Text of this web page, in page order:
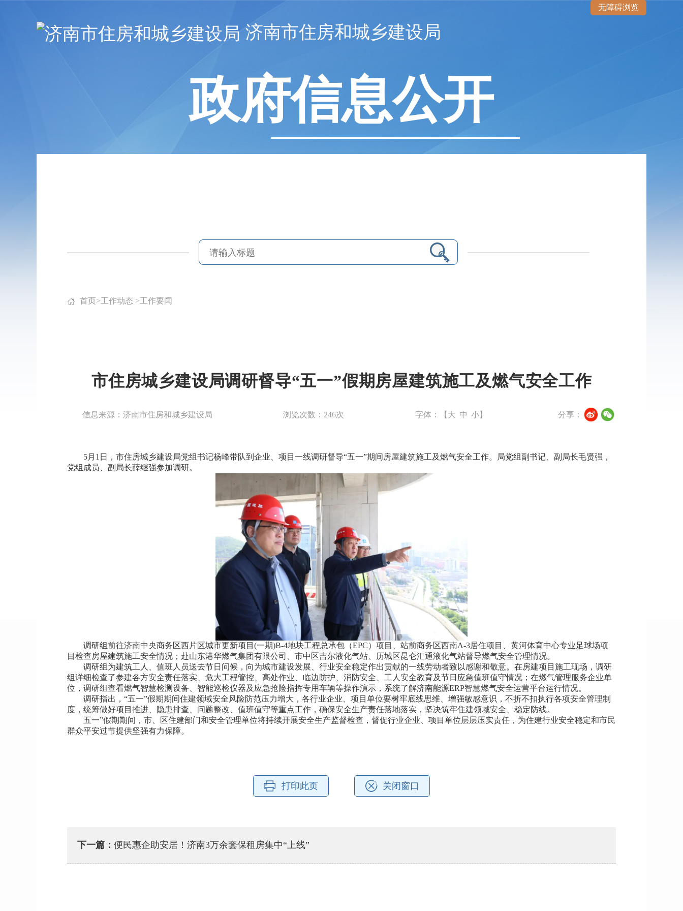
无障碍浏览
济南市住房和城乡建设局
政府信息公开
首页 >工作动态 >工作要闻
市住房城乡建设局调研督导“五一”假期房屋建筑施工及燃气安全工作
信息来源：济南市住房和城乡建设局 浏览次数：246次 字体：【 大 中 小】 分享：
5月1日，市住房城乡建设局党组书记杨峰带队到企业、项目一线调研督导“五一”期间房屋建筑施工及燃气安全工作。局党组副书记、副局长毛贤强，
党组成员、副局长薛继强参加调研。
调研组前往济南中央商务区西片区城市更新项目(一期)B-4地块工程总承包（EPC）项目、站前商务区西南A-3居住项目、黄河体育中心专业足球场项
目检查房屋建筑施工安全情况；赴山东港华燃气集团有限公司、市中区吉尔液化气站、历城区昆仑汇通液化气站督导燃气安全管理情况。
调研组为建筑工人、值班人员送去节日问候，向为城市建设发展、行业安全稳定作出贡献的一线劳动者致以感谢和敬意。在房建项目施工现场，调研
组详细检查了参建各方安全责任落实、危大工程管控、高处作业、临边防护、消防安全、工人安全教育及节日应急值班值守情况；在燃气管理服务企业单
位，调研组查看燃气智慧检测设备、智能巡检仪器及应急抢险指挥专用车辆等操作演示，系统了解济南能源ERP智慧燃气安全运营平台运行情况。
调研指出，“五一”假期期间住建领域安全风险防范压力增大，各行业企业、项目单位要树牢底线思维、增强敏感意识，不折不扣执行各项安全管理制
度，统筹做好项目推进、隐患排查、问题整改、值班值守等重点工作，确保安全生产责任落地落实，坚决筑牢住建领域安全、稳定防线。
五一”假期期间，市、区住建部门和安全管理单位将持续开展安全生产监督检查，督促行业企业、项目单位层层压实责任，为住建行业安全稳定和市民
群众平安过节提供坚强有力保障。
打印此页 关闭窗口
下一篇： 便民惠企助安居！济南3万余套保租房集中“上线”